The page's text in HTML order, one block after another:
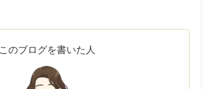
このブログを書いた人